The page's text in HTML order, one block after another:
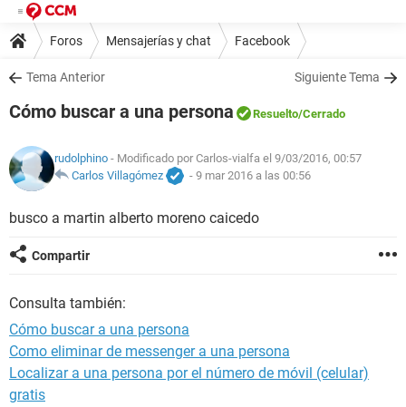
Foros Mensajerías y chat Facebook
Tema Anterior Siguiente Tema
Cómo buscar a una persona Resuelto/Cerrado
rudolphino - Modificado por Carlos-vialfa el 9/03/2016, 00:57
Carlos Villagómez
- 9 mar 2016 a las 00:56
busco a martin alberto moreno caicedo
Compartir
Consulta también:
Cómo buscar a una persona
Como eliminar de messenger a una persona
Localizar a una persona por el número de móvil (celular)
gratis